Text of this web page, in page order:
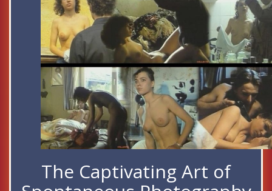
The Captivating Art of